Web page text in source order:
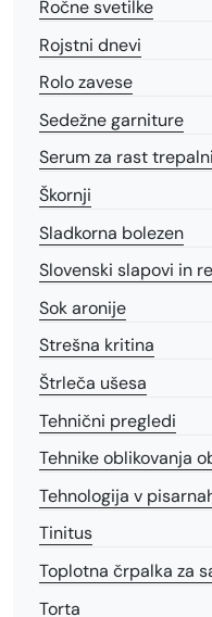
Ročne svetilke
Rojstni dnevi
Rolo zavese
Sedežne garniture
Serum za rast
Škornji
Sladkorna bolezen
Slovenski slapovi in
Sok aronije
Strešna kritina
Štrleča ušesa
Tehnični pregledi
Tehnike oblikovanja
Tehnologija v
Tinitus
Toplotna črpalka za
Torta